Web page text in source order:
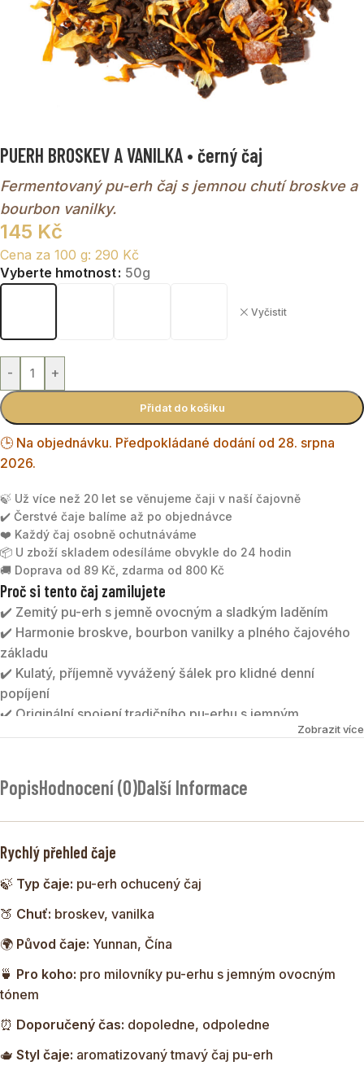
PUERH BROSKEV A VANILKA • černý čaj
Fermentovaný pu-erh čaj s jemnou chutí broskve a
bourbon vanilky.
145 Kč
Cena za 100 g: 290 Kč
Vyberte hmotnost 50g
Vyčistit
- +
Přidat do košíku
🕒 Na objednávku. Předpokládané dodání od 28. srpna
2026.
🍃 Už více než 20 let se věnujeme čaji v naší čajovně
✔️ Čerstvé čaje balíme až po objednávce
❤️ Každý čaj osobně ochutnáváme
📦 U zboží skladem odesíláme obvykle do 24 hodin
🚚 Doprava od 89 Kč, zdarma od 800 Kč
Proč si tento čaj zamilujete
✔️ Zemitý pu-erh s jemně ovocným a sladkým laděním
✔️ Harmonie broskve, bourbon vanilky a plného čajového
základu
✔️ Kulatý, příjemně vyvážený šálek pro klidné denní
popíjení
✔️ Originální spojení tradičního pu-erhu s jemným
dezertním tónem
tradičního čínského pu-erhu s jemnými ovocnými a
zemitou a plnou chutí. Tu doplňuje sladká broskev, jemná
harmonický a příjemně kulatý charakter.
Zobrazit více
PopisHodnocení (0)Další Informace
Rychlý přehled čaje
🍃 Typ čaje: pu-erh ochucený čaj
🍑 Chuť: broskev, vanilka
🌍 Původ čaje: Yunnan, Čína
🍵 Pro koho: pro milovníky pu-erhu s jemným ovocným
tónem
⏰ Doporučený čas: dopoledne, odpoledne
🫖 Styl čaje: aromatizovaný tmavý čaj pu-erh